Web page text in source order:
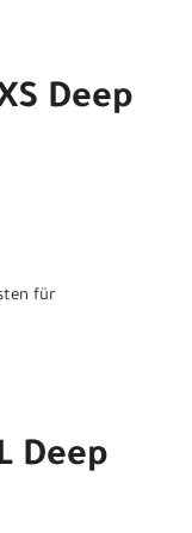
Deep
für
Deep